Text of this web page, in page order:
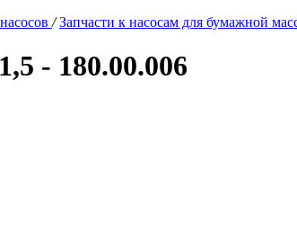
/ Запчасти к насосам для бумажной
- 180.00.006